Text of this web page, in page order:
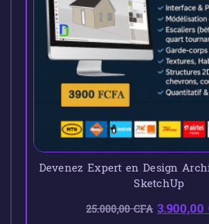
Devenez Expert en Design
SketchUp
25.000,00CFA 3.900,00